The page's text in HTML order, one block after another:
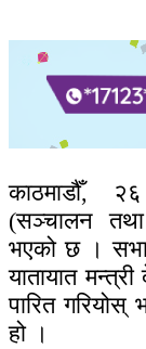
काठमाडौँ,
(सञ्चालन
भएको छ ।
यातायात
पारित गरियोस्
हो ।